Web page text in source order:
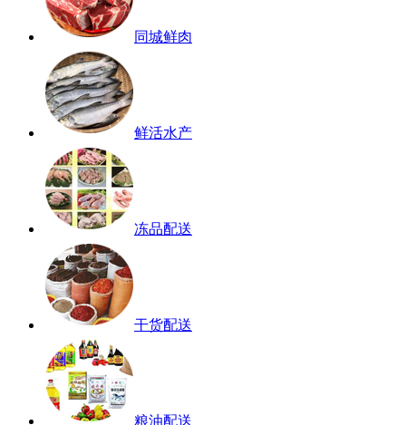
同城鲜肉
鲜活水产
冻品配送
干货配送
粮油配送